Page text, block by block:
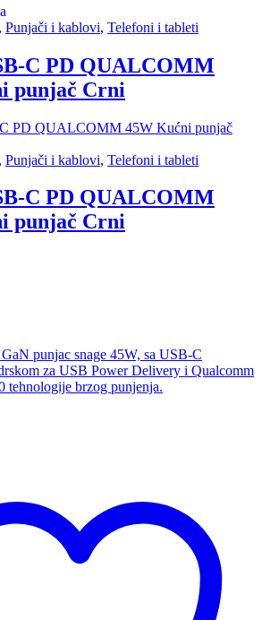
, Punjači i kablovi, Telefoni i tableti
C PD QUALCOMM
punjač Crni
, Punjači i kablovi, Telefoni i tableti
C PD QUALCOMM
punjač Crni
punjac snage 45W, sa USB-C
za USB Power Delivery i Qualcomm
tehnologije brzog punjenja.